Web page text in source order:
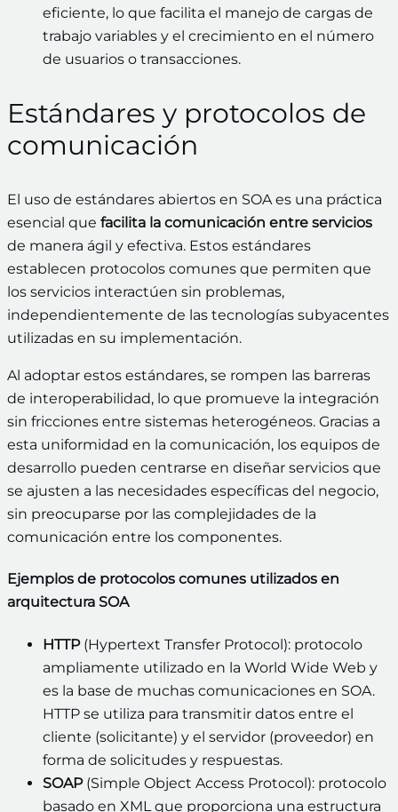
eficiente, lo que facilita el manejo de cargas de
trabajo variables y el crecimiento en el número
de usuarios o transacciones.
Estándares y protocolos de
comunicación
El uso de estándares abiertos en SOA es una práctica
esencial que facilita la comunicación entre servicios
de manera ágil y efectiva. Estos estándares
establecen protocolos comunes que permiten que
los servicios interactúen sin problemas,
independientemente de las tecnologías subyacentes
utilizadas en su implementación.
Al adoptar estos estándares, se rompen las barreras
de interoperabilidad, lo que promueve la integración
sin fricciones entre sistemas heterogéneos. Gracias a
esta uniformidad en la comunicación, los equipos de
desarrollo pueden centrarse en diseñar servicios que
se ajusten a las necesidades específicas del negocio,
sin preocuparse por las complejidades de la
comunicación entre los componentes.
Ejemplos de protocolos comunes utilizados en
arquitectura SOA
HTTP(Hypertext Transfer Protocol): protocolo
ampliamente utilizado en la World Wide Web y
es la base de muchas comunicaciones en SOA.
HTTP se utiliza para transmitir datos entre el
cliente (solicitante) y el servidor (proveedor) en
forma de solicitudes y respuestas.
SOAP (Simple Object Access Protocol): protocolo
basado en XML que proporciona una estructura